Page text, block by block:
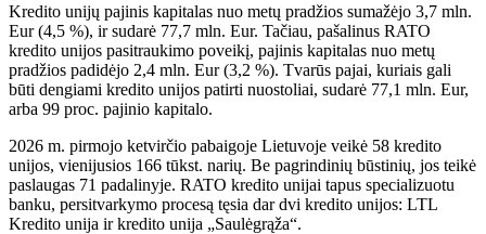
Kredito unijų pajinis kapitalas nuo metų pradžios sumažėjo 3,7 mln.
Eur (4,5 %), ir sudarė 77,7 mln. Eur. Tačiau, pašalinus RATO
kredito unijos pasitraukimo poveikį, pajinis kapitalas nuo metų
pradžios padidėjo 2,4 mln. Eur (3,2 %). Tvarūs pajai, kuriais gali
būti dengiami kredito unijos patirti nuostoliai, sudarė 77,1 mln. Eur,
arba 99 proc. pajinio kapitalo.
2026 m. pirmojo ketvirčio pabaigoje Lietuvoje veikė 58 kredito
unijos, vienijusios 166 tūkst. narių. Be pagrindinių būstinių, jos teikė
paslaugas 71 padalinyje. RATO kredito unijai tapus specializuotu
banku, persitvarkymo procesą tęsia dar dvi kredito unijos: LTL
Kredito unija ir kredito unija „Saulėgrąža“.